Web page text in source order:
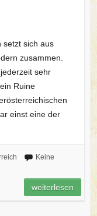
setzt sich aus
zusammen.
sehr
Ruine
einst eine der
Keine
weiterlesen